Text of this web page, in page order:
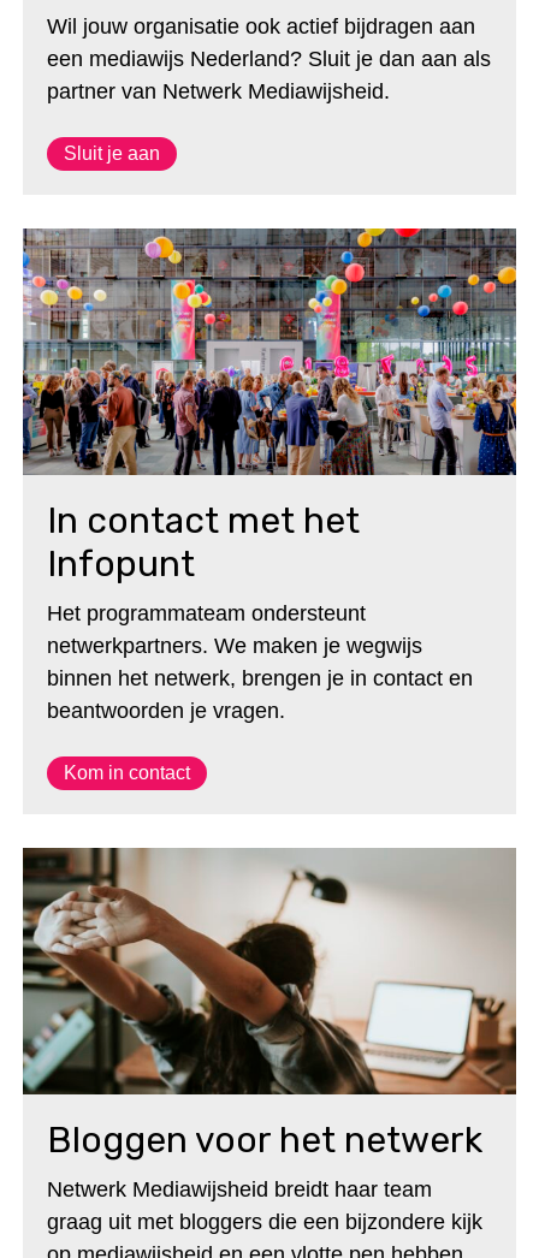
Wil jouw organisatie ook actief bijdragen aan
een mediawijs Nederland? Sluit je dan aan als
partner van Netwerk Mediawijsheid.
Sluit je aan
In contact met het
Infopunt
Het programmateam ondersteunt
netwerkpartners. We maken je wegwijs
binnen het netwerk, brengen je in contact en
beantwoorden je vragen.
Kom in contact
Bloggen voor het netwerk
Netwerk Mediawijsheid breidt haar team
graag uit met bloggers die een bijzondere kijk